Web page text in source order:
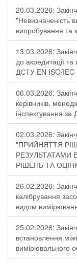
20.03.2026:
"Невизначеність
випробування та
13.03.2026:
до акредитації
ДСТУ EN ISO/IEC
06.03.2026:
керівників,
інспектування
02.03.2026:
"ПРИЙНЯТТЯ
РЕЗУЛЬТАТАМИ
РІШЕНЬ ТА
26.02.2026:
калібрування
видом
25.02.2026:
встановлення
вимірювального